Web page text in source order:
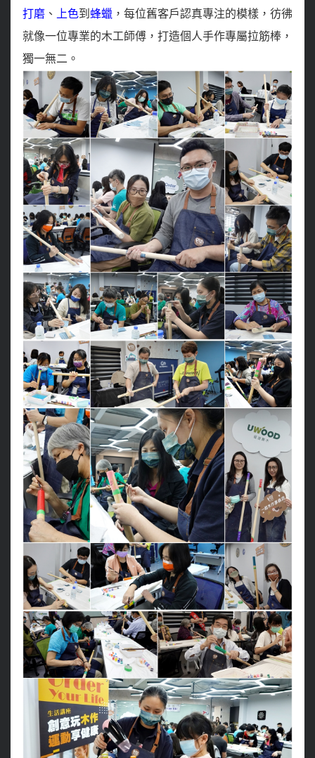
打磨、 上色到 蜂蠟 ，每位舊客戶認真專注的模樣，彷彿
就像一位專業的木工師傅，打造個人手作專屬拉筋棒，
獨一無二。